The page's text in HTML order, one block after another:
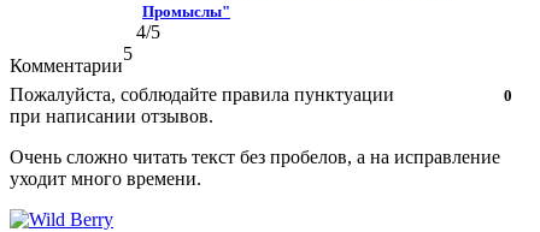
Промыслы"
4/5
Комментарии
5
Нравится!
0
Пожалуйста, соблюдайте правила пунктуации
при написании отзывов.
Очень сложно читать текст без пробелов, а на исправление
уходит много времени.